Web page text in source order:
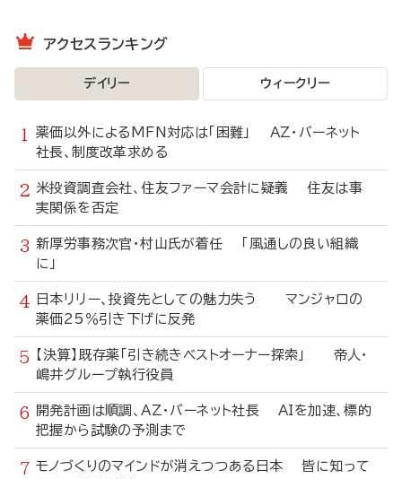
アクセスランキング
デイリー ウィークリー
薬価以外によるMFN対応は「困難」 AZ・バーネット
社長、制度改革求める
米投資調査会社、住友ファーマ会計に疑義 住友は事
実関係を否定
新厚労事務次官・村山氏が着任 「風通しの良い組織
に」
日本リリー、投資先としての魅力失う マンジャロの
薬価25％引き下げに反発
【決算】既存薬「引き続きベストオーナー探索」 帝人・
嶋井グループ執行役員
開発計画は順調、AZ・バーネット社長 AIを加速、標的
把握から試験の予測まで
モノづくりのマインドが消えつつある日本 皆に知って